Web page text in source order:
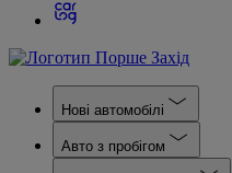
Нові автомобілі
Авто з пробігом